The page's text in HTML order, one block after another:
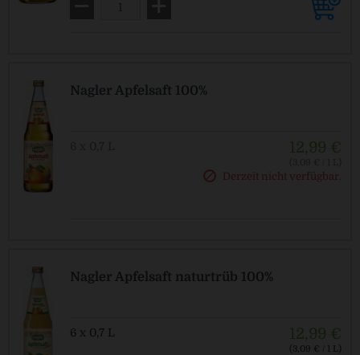
Nagler Apfelsaft 100%
12,99 €
MEHRWEG zzgl. Pfand: 2,40 € *
Derzeit nicht verfügbar.
Nagler Apfelsaft naturtrüb 100%
6 x 0,7 L 12,99 €
(3,09 € / 1 L)